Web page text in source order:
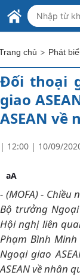
Skip to MainBỘ NGOẠI
MINISTRY
chủ > Phát
Đối thoại
giao
ASEAN về
| 12:00 | 10/09/
aA
- (MOFA) -
Bộ trưởng Ngoại
Hội nghị liên
Phạm Bình
Ngoại giao
ASEAN về nhân